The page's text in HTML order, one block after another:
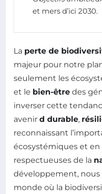
et mers d’ici 2030.
La perte de
majeur pour notre
seulement les
et le bien-être des
inverser cette
avenir d durable,
reconnaissant
écosystémiques et
respectueuses de la
développement,
monde où la